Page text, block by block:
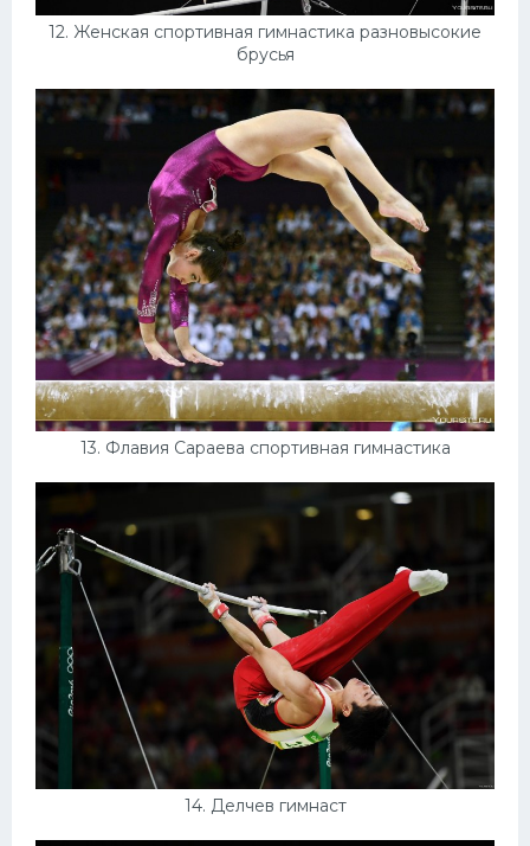
12. Женская спортивная гимнастика разновысокие
брусья
13. Флавия Сараева спортивная гимнастика
14. Делчев гимнаст